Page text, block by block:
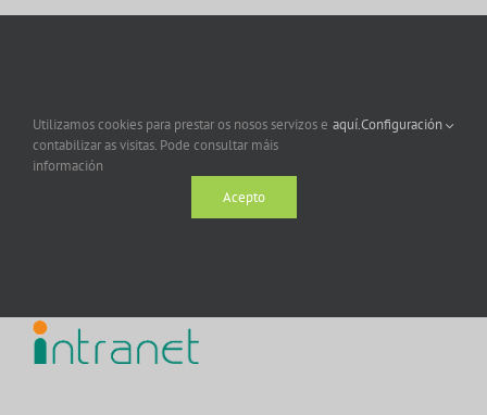
Utilizamos cookies para prestar os nosos servizos e
contabilizar as visitas. Pode consultar máis
información
aquí.Configuración
Acepto